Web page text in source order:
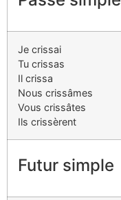
Je crissai
Tu crissas
Il crissa
Nous crissâmes
Vous crissâtes
Ils crissèrent
Futur simple